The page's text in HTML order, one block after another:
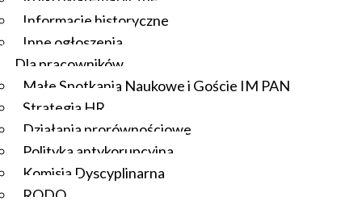
Informacje historyczne
Inne ogłoszenia
Dla pracowników
Małe Spotkania Naukowe i Goście IM PAN
Strategia HR
Działania prorównościowe
Polityka antykorupcyjna
Komisja Dyscyplinarna
RODO